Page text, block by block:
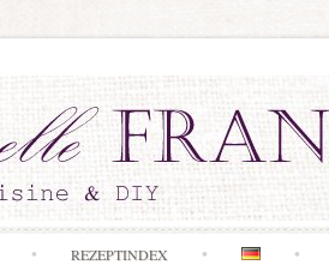
REZEPTINDEX